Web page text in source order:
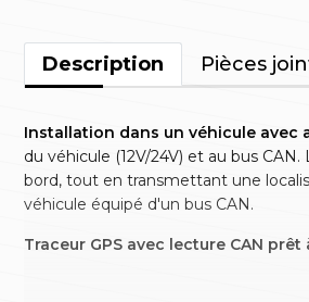
Description Pièces
Installation dans un véhicule avec
du véhicule (12V/24V) et au bus
bord, tout en transmettant une
véhicule équipé d'un bus CAN.
Traceur GPS avec lecture CAN